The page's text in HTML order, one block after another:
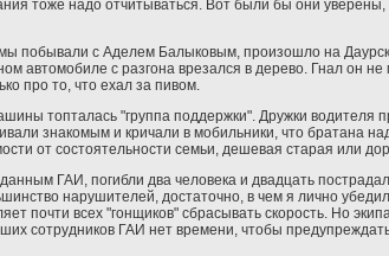
тоже надо отчитываться. Вот были бы они
побывали с Аделем Балыковым, произошло на
автомобиле с разгона врезался в дерево. Гнал он
про то, что ехал за пивом.
топталась "группа поддержки". Дружки
знакомым и кричали в мобильники, что братана
от состоятельности семьи, дешевая старая или
ГАИ, погибли два человека и двадцать
нарушителей, достаточно, в чем я лично
почти всех "гонщиков" сбрасывать скорость. Но
сотрудников ГАИ нет времени, чтобы